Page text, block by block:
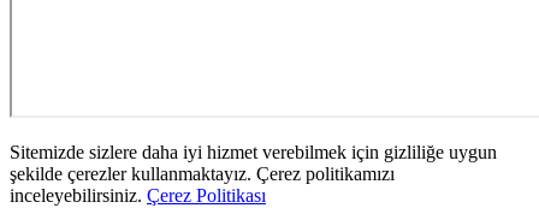
Sitemizde sizlere daha iyi hizmet verebilmek için gizliliğe uygun
şekilde çerezler kullanmaktayız. Çerez politikamızı
inceleyebilirsiniz. Çerez Politikası